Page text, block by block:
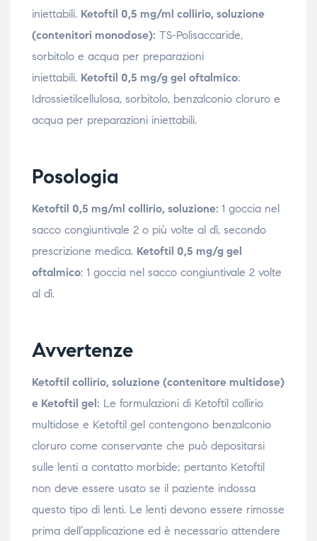
iniettabili. Ketoftil 0,5 mg/ml collirio, soluzione
(contenitori monodose): TS-Polisaccaride,
sorbitolo e acqua per preparazioni
iniettabili. Ketoftil 0,5 mg/g gel oftalmico:
Idrossietilcellulosa, sorbitolo, benzalconio cloruro e
acqua per preparazioni iniettabili.
Posologia
Ketoftil 0,5 mg/ml collirio, soluzione: 1 goccia nel
sacco congiuntivale 2 o più volte al dì, secondo
prescrizione medica. Ketoftil 0,5 mg/g gel
oftalmico: 1 goccia nel sacco congiuntivale 2 volte
al dì.
Avvertenze
Ketoftil collirio, soluzione (contenitore multidose)
e Ketoftil gel: Le formulazioni di Ketoftil collirio
multidose e Ketoftil gel contengono benzalconio
cloruro come conservante che può depositarsi
sulle lenti a contatto morbide; pertanto Ketoftil
non deve essere usato se il paziente indossa
questo tipo di lenti. Le lenti devono essere rimosse
prima dell’applicazione ed è necessario attendere